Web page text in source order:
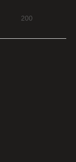
200